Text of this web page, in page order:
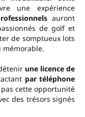
une expérience
auront
de golf et
de somptueux lots
mémorable.
une licence de
par téléphone
cette opportunité
des trésors signés